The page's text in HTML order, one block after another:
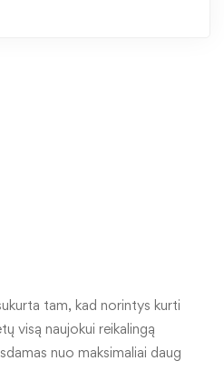
tam, kad norintys kurti
visą naujokui reikalingą
nuo maksimaliai daug